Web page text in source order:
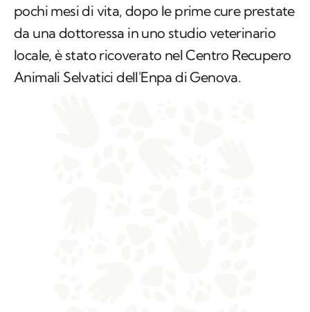
pochi mesi di vita, dopo le prime cure prestate
da una dottoressa in uno studio veterinario
locale, è stato ricoverato nel Centro Recupero
Animali Selvatici dell'Enpa di Genova.